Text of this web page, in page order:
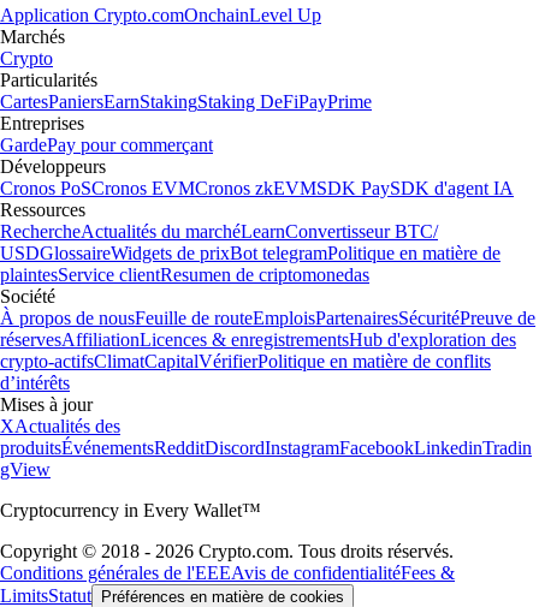
Application Crypto.comOnchainLevel Up
Marchés
Crypto
Particularités
CartesPaniersEarnStakingStaking DeFiPayPrime
Entreprises
GardePay pour commerçant
Développeurs
Cronos PoSCronos EVMCronos zkEVMSDK PaySDK d'agent IA
Ressources
RechercheActualités du marchéLearnConvertisseur BTC/
USDGlossaireWidgets de prixBot telegramPolitique en matière de
plaintesService clientResumen de criptomonedas
Société
À propos de nousFeuille de routeEmploisPartenairesSécuritéPreuve de
réservesAffiliationLicences & enregistrementsHub d'exploration des
crypto-actifsClimatCapitalVérifierPolitique en matière de conflits
d’intérêts
Mises à jour
XActualités des
produitsÉvénementsRedditDiscordInstagramFacebookLinkedinTradin
gView
Cryptocurrency in Every Wallet™
Copyright © 2018 - 2026 Crypto.com. Tous droits réservés.
Conditions générales de l'EEEAvis de confidentialitéFees &
LimitsStatut Préférences en matière de cookies